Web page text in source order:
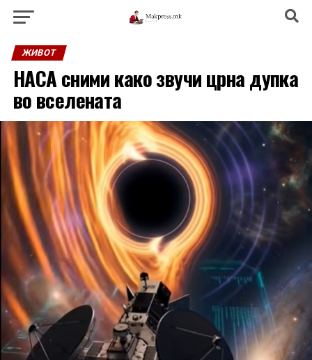
ЖИВОТ
НАСА сними како звучи црна дупка
во вселената